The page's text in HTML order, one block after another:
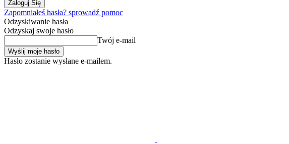
Zapomniałeś hasła? sprowadź pomoc
Odzyskiwanie hasła
Odzyskaj swoje hasło
Twój e-mail
Hasło zostanie wysłane e-mailem.